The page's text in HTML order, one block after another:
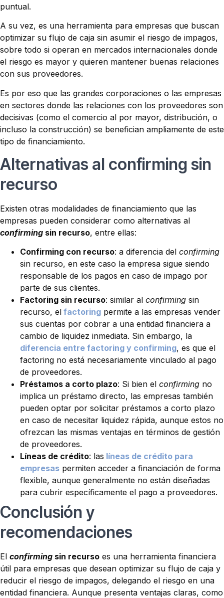
puntual.
A su vez, es una herramienta para empresas que buscan
optimizar su flujo de caja sin asumir el riesgo de impagos,
sobre todo si operan en mercados internacionales donde
el riesgo es mayor y quieren mantener buenas relaciones
con sus proveedores.
Es por eso que las grandes corporaciones o las empresas
en sectores donde las relaciones con los proveedores son
decisivas (como el comercio al por mayor, distribución, o
incluso la construcción) se benefician ampliamente de este
tipo de financiamiento.
Alternativas al confirming sin
recurso
Existen otras modalidades de financiamiento que las
empresas pueden considerar como alternativas al
confirming sin recurso, entre ellas:
Confirming con recurso: a diferencia del confirming
sin recurso, en este caso la empresa sigue siendo
responsable de los pagos en caso de impago por
parte de sus clientes.
Factoring sin recurso: similar al confirming sin
recurso, el factoring permite a las empresas vender
sus cuentas por cobrar a una entidad financiera a
cambio de liquidez inmediata. Sin embargo, la
diferencia entre factoring y confirming, es que el
factoring no está necesariamente vinculado al pago
de proveedores.
Préstamos a corto plazo: Si bien el confirming no
implica un préstamo directo, las empresas también
pueden optar por solicitar préstamos a corto plazo
en caso de necesitar liquidez rápida, aunque estos no
ofrezcan las mismas ventajas en términos de gestión
de proveedores.
Líneas de crédito: las líneas de crédito para
empresas permiten acceder a financiación de forma
flexible, aunque generalmente no están diseñadas
para cubrir específicamente el pago a proveedores.
Conclusión y
recomendaciones
El confirming sin recurso es una herramienta financiera
útil para empresas que desean optimizar su flujo de caja y
reducir el riesgo de impagos, delegando el riesgo en una
entidad financiera. Aunque presenta ventajas claras, como